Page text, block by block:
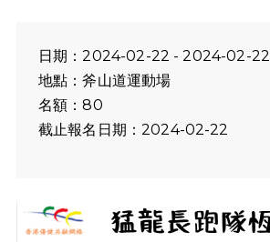
日期：2024-02-22 - 2024-02-22
地點：斧山道運動場
名額：80
截止報名日期：2024-02-22